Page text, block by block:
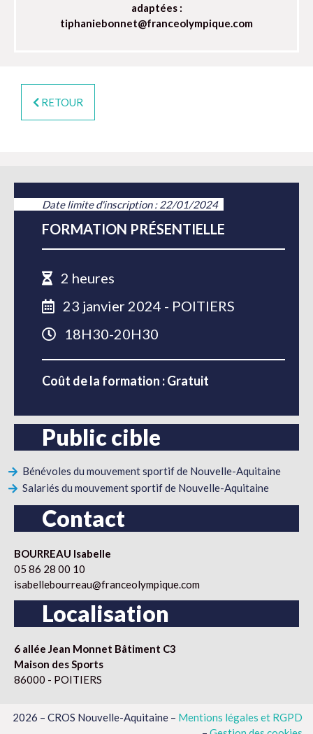
adaptées :
tiphaniebonnet@franceolympique.com
RETOUR
Date limite d'inscription : 22/01/2024
FORMATION PRÉSENTIELLE
2 heures
23 janvier 2024 - POITIERS
18H30-20H30
Coût de la formation : Gratuit
Public cible
Bénévoles du mouvement sportif de Nouvelle-Aquitaine
Salariés du mouvement sportif de Nouvelle-Aquitaine
Contact
BOURREAU Isabelle
05 86 28 00 10
isabellebourreau@franceolympique.com
Localisation
6 allée Jean Monnet Bâtiment C3
Maison des Sports
86000 - POITIERS
2026 – CROS Nouvelle-Aquitaine – Mentions légales et RGPD